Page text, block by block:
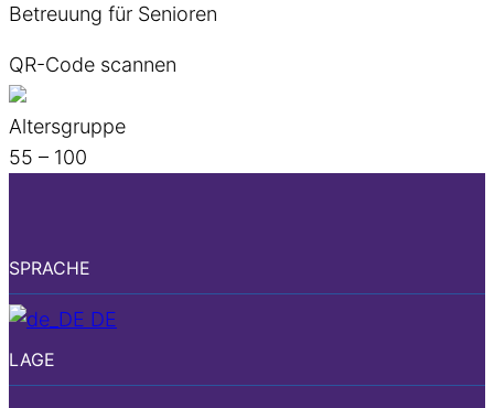
Betreuung für Senioren
QR-Code scannen
Altersgruppe
55 – 100
SPRACHE
DE
LAGE